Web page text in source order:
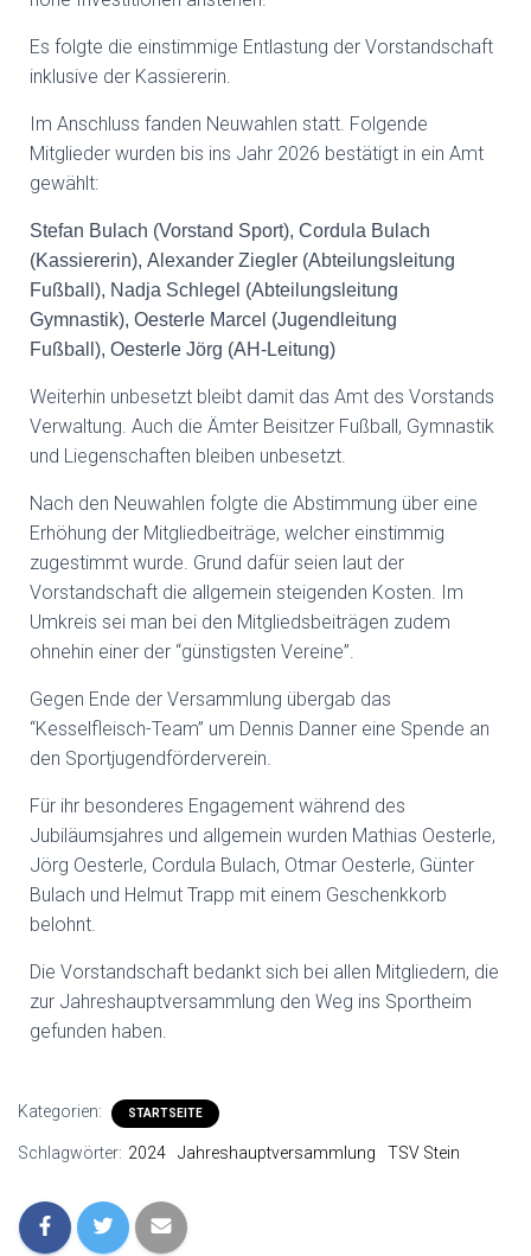
Es folgte die einstimmige Entlastung der Vorstandschaft
inklusive der Kassiererin.
Im Anschluss fanden Neuwahlen statt. Folgende
Mitglieder wurden bis ins Jahr 2026 bestätigt in ein Amt
gewählt:
Stefan Bulach (Vorstand Sport), Cordula Bulach
(Kassiererin), Alexander Ziegler (Abteilungsleitung
Fußball), Nadja Schlegel (Abteilungsleitung
Gymnastik), Oesterle Marcel (Jugendleitung
Fußball), Oesterle Jörg (AH-Leitung)
Weiterhin unbesetzt bleibt damit das Amt des Vorstands
Verwaltung. Auch die Ämter Beisitzer Fußball, Gymnastik
und Liegenschaften bleiben unbesetzt.
Nach den Neuwahlen folgte die Abstimmung über eine
Erhöhung der Mitgliedbeiträge, welcher einstimmig
zugestimmt wurde. Grund dafür seien laut der
Vorstandschaft die allgemein steigenden Kosten. Im
Umkreis sei man bei den Mitgliedsbeiträgen zudem
ohnehin einer der “günstigsten Vereine”.
Gegen Ende der Versammlung übergab das
“Kesselfleisch-Team” um Dennis Danner eine Spende an
den Sportjugendförderverein.
Für ihr besonderes Engagement während des
Jubiläumsjahres und allgemein wurden Mathias Oesterle,
Jörg Oesterle, Cordula Bulach, Otmar Oesterle, Günter
Bulach und Helmut Trapp mit einem Geschenkkorb
belohnt.
Die Vorstandschaft bedankt sich bei allen Mitgliedern, die
zur Jahreshauptversammlung den Weg ins Sportheim
gefunden haben.
Kategorien: STARTSEITE
Schlagwörter: 2024 Jahreshauptversammlung TSV Stein